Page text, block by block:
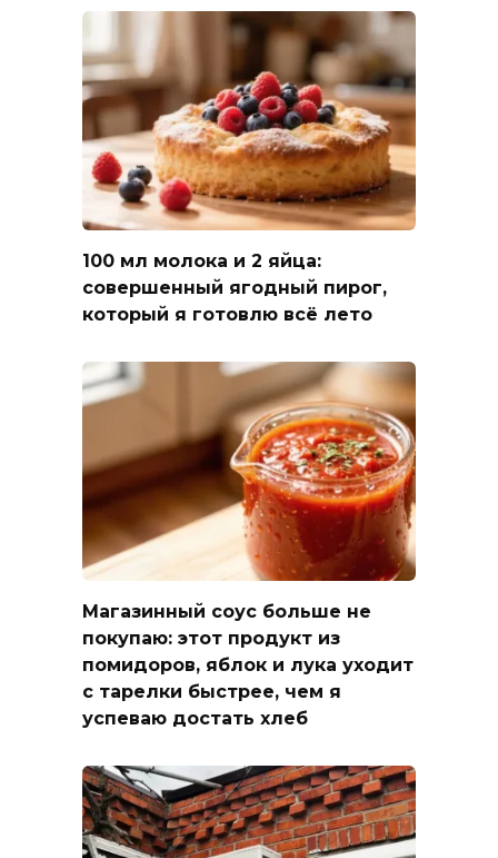
100 мл молока и 2 яйца:
совершенный ягодный пирог,
который я готовлю всё лето
Магазинный соус больше не
покупаю: этот продукт из
помидоров, яблок и лука уходит
с тарелки быстрее, чем я
успеваю достать хлеб